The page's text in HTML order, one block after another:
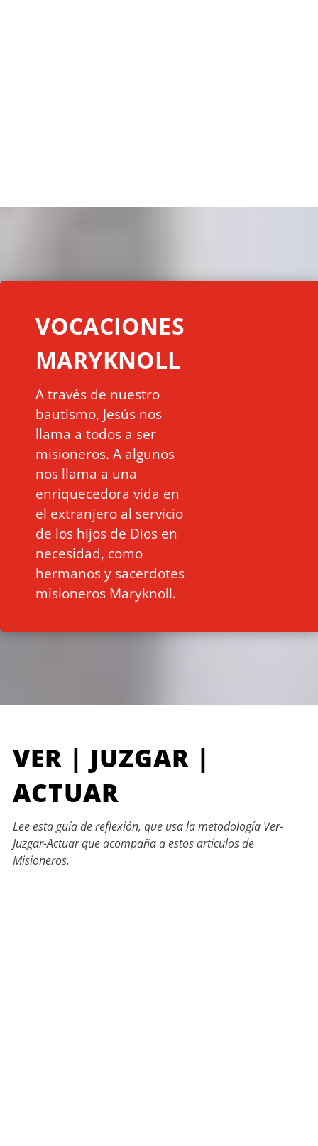
VOCACIONES
MARYKNOLL
A través de nuestro
bautismo, Jesús nos
llama a todos a ser
misioneros. A algunos
nos llama a una
enriquecedora vida en
el extranjero al servicio
de los hijos de Dios en
necesidad, como
hermanos y sacerdotes
misioneros Maryknoll.
VER | JUZGAR |
ACTUAR
Lee esta guía de reflexión, que usa la metodología Ver-
Juzgar-Actuar que acompaña a estos artículos de
Misioneros.